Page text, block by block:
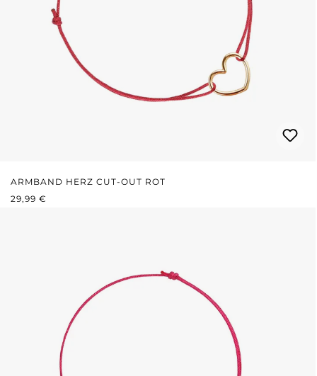
ARMBAND HERZ CUT-OUT ROT
REGULÄRER PREIS:
29,99 €